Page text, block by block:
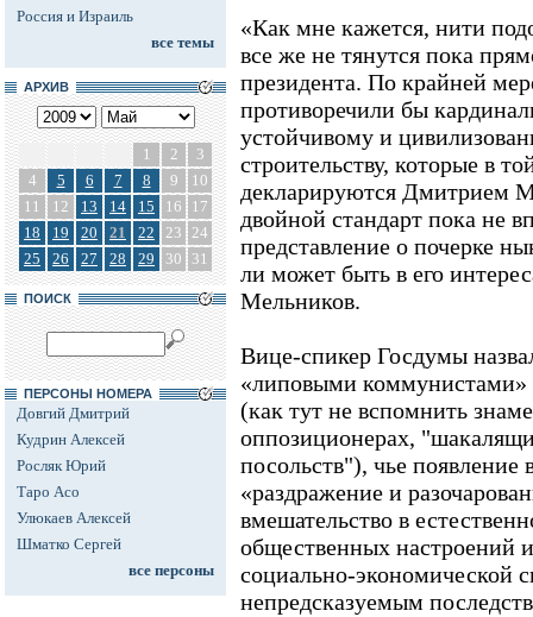
Россия и Израиль
все темы
АРХИВ
1 2
3
4
5 6 7 8 9
10
11
12 13 14 15 16
17
18
19 20 21 22 23 24
25
26 27 28 29 30 31
ПОИСК
ПЕРСОНЫ НОМЕРА
Довгий Дмитрий
Кудрин Алексей
Росляк Юрий
Таро Асо
Улюкаев Алексей
Шматко Сергей
все персоны
«Как мне кажется, нити
все же не тянутся пока
президента. По крайней
противоречили бы
устойчивому и
строительству, которые в
декларируются Дмитрием
двойной стандарт пока не
представление о почерке
ли может быть в его
Мельников.
Вице-спикер Госдумы
«липовыми
(как тут не вспомнить
оппозиционерах,
посольств"), чье появление
«раздражение и
вмешательство в
общественных настроений
социально-экономической
непредсказуемым